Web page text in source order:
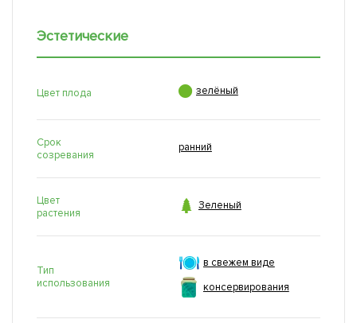
Эстетические
Цвет плода  зелёный
Срок
созревания
ранний
Цвет
растения
 Зеленый
Тип
использования
в свежем виде
консервирования